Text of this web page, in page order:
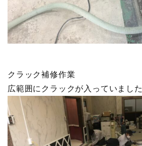
クラック補修作業
広範囲にクラックが入っていました